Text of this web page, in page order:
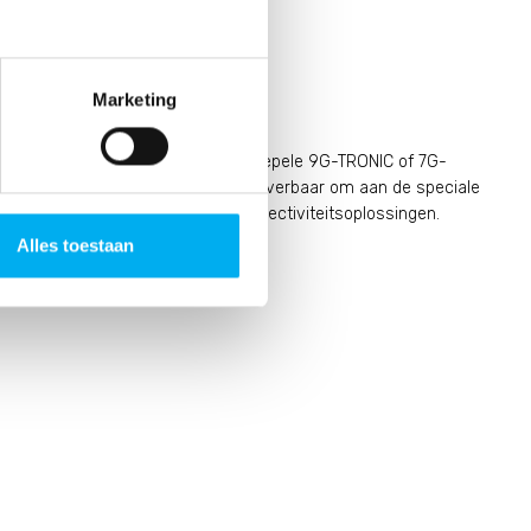
Marketing
Alles toestaan
heeft krachtige en soepele 9G-TRONIC of 7G-
van carrosseriebouwers zijn leverbaar om aan de speciale
inzet op het gebied van connectiviteitsoplossingen.